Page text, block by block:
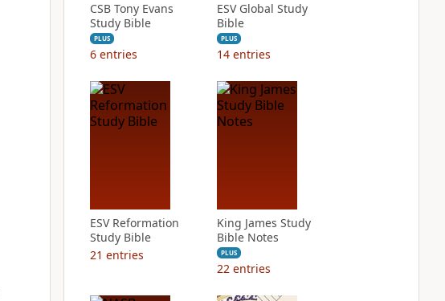
CSB Tony Evans
Study Bible
PLUS
6 entries
ESV Global Study
Bible
PLUS
14 entries
ESV Reformation
Study Bible
21 entries
King James Study
Bible Notes
PLUS
22 entries